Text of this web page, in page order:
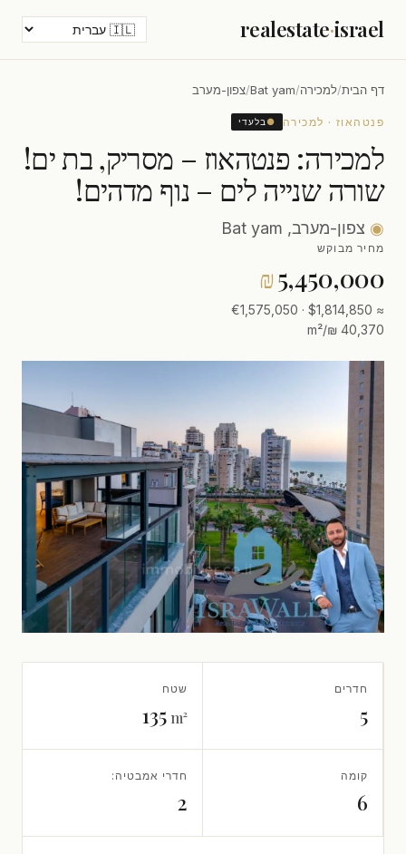
realestate·israel
דף הבית/למכירה/
Bat yam
/צפון-מערב
פנטהאוז · למכירה ● בלעדי
למכירה: פנטהאוז – מסריק, בת ים!
שורה שנייה לים – נוף מדהים!
◉ צפון-מערב, Bat yam
מחיר מבוקש
₪5,450,000
≈ $1,814,850 · €1,575,050
40,370 ₪/m²
חדרים
5
שטח
135 m²
קומה
6
חדרי אמבטיה:
2